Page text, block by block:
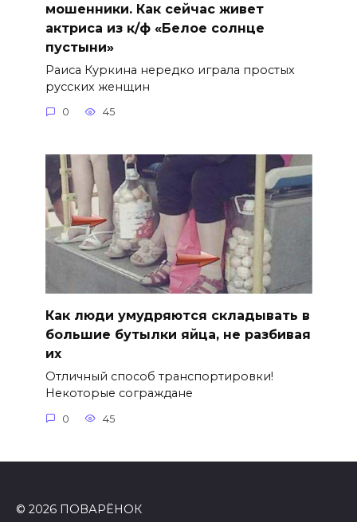
мошенники. Как сейчас живет
актриса из к/ф «Белое солнце
пустыни»
Раиса Куркина нередко играла простых
русских женщин
0 45
Как люди умудряются складывать в
большие бутылки яйца, не разбивая
их
Отличный способ транспортировки!
Некоторые сограждане
0 45
© 2026 ПОВАРЁНОК